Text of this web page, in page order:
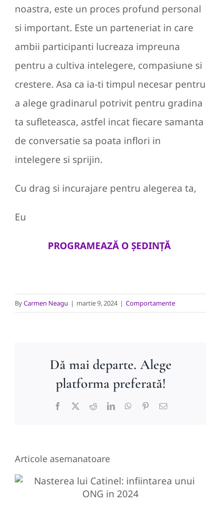
noastra, este un proces profund personal
si important. Este un parteneriat in care
ambii participanti lucreaza impreuna
pentru a cultiva intelegere, compasiune si
crestere. Asa ca ia-ti timpul necesar pentru
a alege gradinarul potrivit pentru gradina
ta sufleteasca, astfel incat fiecare samanta
de conversatie sa poata inflori in
intelegere si sprijin.
Cu drag si incurajare pentru alegerea ta,
Eu
PROGRAMEAZĂ O ȘEDINȚĂ
ByCarmen Neagu | martie 9, 2024 | Comportamente
Dă mai departe. Alege
platforma preferată!
Facebook RedditLinkedInWhatsApp
Pinterest
E-
Articole asemanatoare
Nasterea lui Catinel:
infiintarea unui ONG in 2024